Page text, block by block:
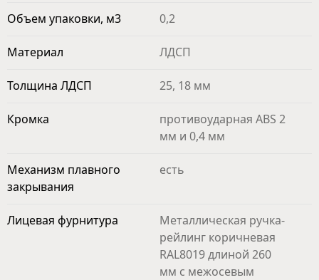
Объем упаковки, м3 0,2
Материал ЛДСП
Толщина ЛДСП 25, 18 мм
Кромка
противоударная ABS 2
мм и 0,4 мм
Механизм плавного
закрывания
есть
Лицевая фурнитура
Металлическая ручка-
рейлинг коричневая
RAL8019 длиной 260
мм с межосевым